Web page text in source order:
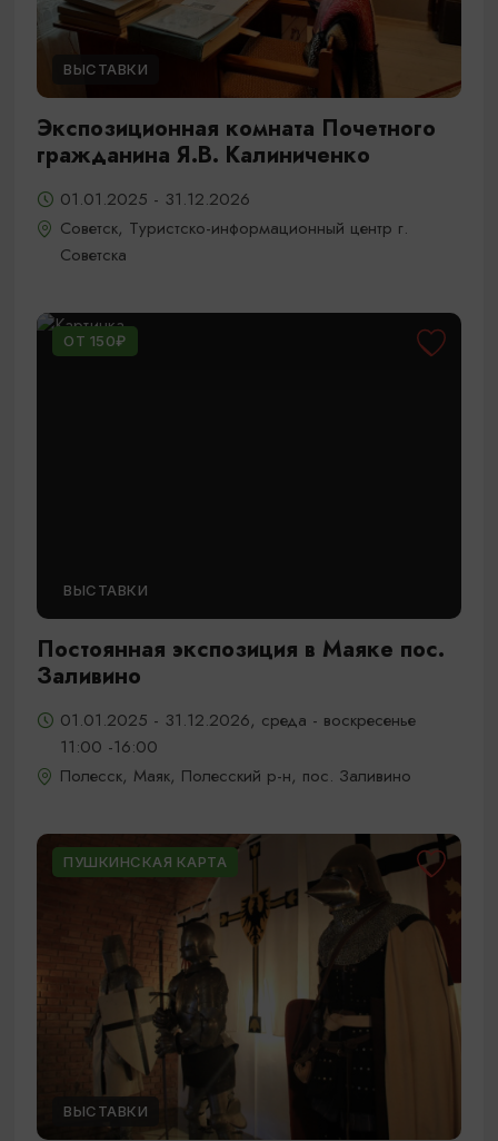
ВЫСТАВКИ
Экспозиционная комната Почетного
гражданина Я.В. Калиниченко
01.01.2025 - 31.12.2026
Советск, Туристско-информационный центр г.
Советска
ОТ 150₽
ВЫСТАВКИ
Постоянная экспозиция в Маяке пос.
Заливино
01.01.2025 - 31.12.2026, среда - воскресенье
11:00 -16:00
Полесск, Маяк, Полесский р-н, пос. Заливино
ПУШКИНСКАЯ КАРТА
ВЫСТАВКИ